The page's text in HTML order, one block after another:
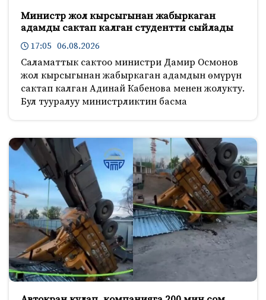
Министр жол кырсыгынан жабыркаган
адамды сактап калган студентти сыйлады
17:05 06.08.2026
Саламаттык сактоо министри Дамир Осмонов
жол кырсыгынан жабыркаган адамдын өмүрүн
сактап калган Адинай Кабенова менен жолукту.
Бул тууралуу министрликтин басма